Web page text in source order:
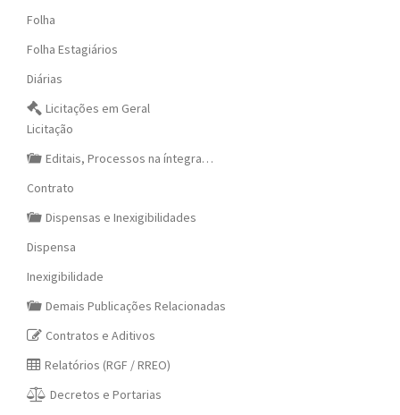
Folha
Folha Estagiários
Diárias
Licitações em Geral
Licitação
Editais, Processos na íntegra…
Contrato
Dispensas e Inexigibilidades
Dispensa
Inexigibilidade
Demais Publicações Relacionadas
Contratos e Aditivos
Relatórios (RGF / RREO)
Decretos e Portarias